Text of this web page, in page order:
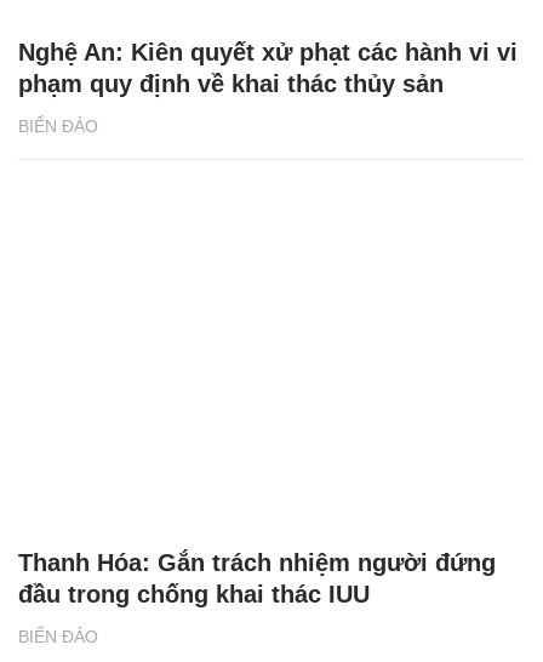
BIỂN ĐẢO
Nghệ An: Kiên quyết xử phạt các hành vi vi
phạm quy định về khai thác thủy sản
BIỂN ĐẢO
Thanh Hóa: Gắn trách nhiệm người đứng
đầu trong chống khai thác IUU